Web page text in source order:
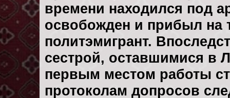
времени находился под
освобожден и прибыл на
политэмигрант.
сестрой, оставшимися в
первым местом работы
протоколам допросов